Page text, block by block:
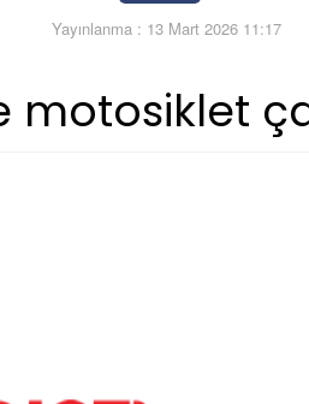
Yayınlanma : 13 Mart 2026 11:17